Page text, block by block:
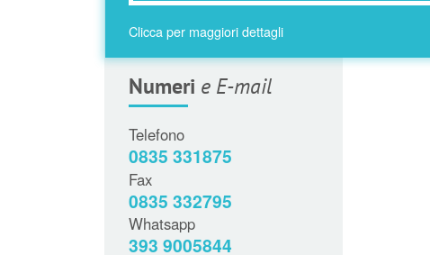
Clicca per maggiori dettagli
Numeri e E-mail
Telefono
0835 331875
Fax
0835 332795
Whatsapp
393 9005844